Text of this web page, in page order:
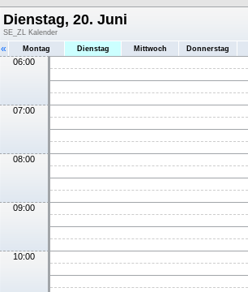
Dienstag, 20. Juni
SE_ZL Kalender
« Montag Dienstag Mittwoch Donnerstag
06:00
07:00
08:00
09:00
10:00